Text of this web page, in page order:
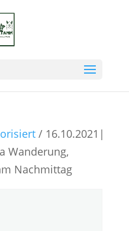
/ 16.10.2021|
Wanderung,
Nachmittag